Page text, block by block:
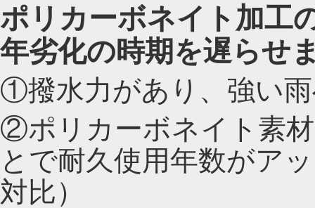
ポリカーボネイト加工
年劣化の時期を遅らせ
①撥水力があり、強い
②ポリカーボネイト素
とで耐久使用年数がア
対比）